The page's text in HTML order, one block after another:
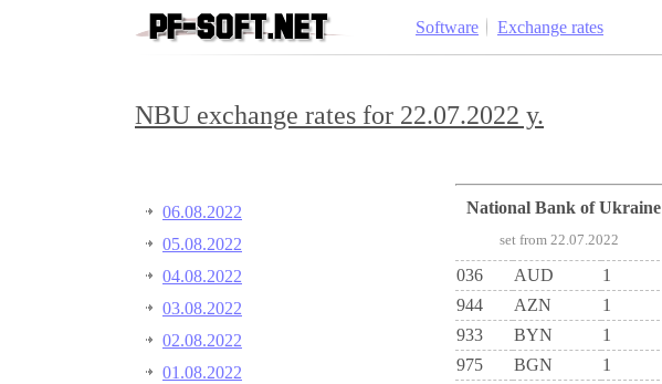
Software Exchange rates
NBU exchange rates for 22.07.2022 y.
06.08.2022
05.08.2022
04.08.2022
03.08.2022
02.08.2022
01.08.2022
National Bank of Ukraine
set from 22.07.2022
036 AUD 1
944
AZN 1
933
BYN 1
975
BGN 1